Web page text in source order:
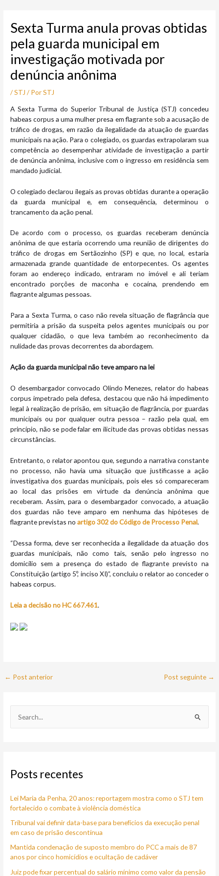
conteúdo
Sexta Turma anula provas obtidas
pela guarda municipal em
investigação motivada por
denúncia anônima
/STJ / PorSTJ
A Sexta Turma do Superior Tribunal de Justiça (STJ) concedeu
habeas corpus a uma mulher presa em flagrante sob a acusação de
tráfico de drogas, em razão da ilegalidade da atuação de guardas
municipais na ação. Para o colegiado, os guardas extrapolaram sua
competência ao desempenhar atividade de investigação a partir
de denúncia anônima, inclusive com o ingresso em residência sem
mandado judicial.
O colegiado declarou ilegais as provas obtidas durante a operação
da guarda municipal e, em consequência, determinou o
trancamento da ação penal.
De acordo com o processo, os guardas receberam denúncia
anônima de que estaria ocorrendo uma reunião de dirigentes do
tráfico de drogas em Sertãozinho (SP) e que, no local, estaria
armazenada grande quantidade de entorpecentes. Os agentes
foram ao endereço indicado, entraram no imóvel e ali teriam
encontrado porções de maconha e cocaína, prendendo em
flagrante algumas pessoas.
Para a Sexta Turma, o caso não revela situação de flagrância que
permitiria a prisão da suspeita pelos agentes municipais ou por
qualquer cidadão, o que leva também ao reconhecimento da
nulidade das provas decorrentes da abordagem.
Ação da guarda municipal não teve amparo na lei
O desembargador convocado Olindo Menezes, relator do habeas
corpus impetrado pela defesa, destacou que não há impedimento
legal à realização de prisão, em situação de flagrância, por guardas
municipais ou por qualquer outra pessoa – razão pela qual, em
princípio, não se pode falar em ilicitude das provas obtidas nessas
circunstâncias.
Entretanto, o relator apontou que, segundo a narrativa constante
no processo, não havia uma situação que justificasse a ação
investigativa dos guardas municipais, pois eles só compareceram
ao local das prisões em virtude da denúncia anônima que
receberam. Assim, para o desembargador convocado, a atuação
dos guardas não teve amparo em nenhuma das hipóteses de
flagrante previstas noartigo 302 do Código de Processo Penal.
“Dessa forma, deve ser reconhecida a ilegalidade da atuação dos
guardas municipais, não como tais, senão pelo ingresso no
domicílio sem a presença do estado de flagrante previsto na
Constituição (artigo 5º, inciso XI)”, concluiu o relator ao conceder o
habeas corpus.
Leia a decisão no HC 667.461.
← Post anterior Post seguinte →
u
s
a
r
p
o
Posts recentes
Lei Maria da Penha, 20 anos: reportagem mostra como o STJ tem
fortalecido o combate à violência doméstica
Tribunal vai definir data-base para benefícios da execução penal
em caso de prisão descontínua
Mantida condenação de suposto membro do PCC a mais de 87
anos por cinco homicídios e ocultação de cadáver
Juiz pode fixar percentual do salário mínimo como valor da pensão